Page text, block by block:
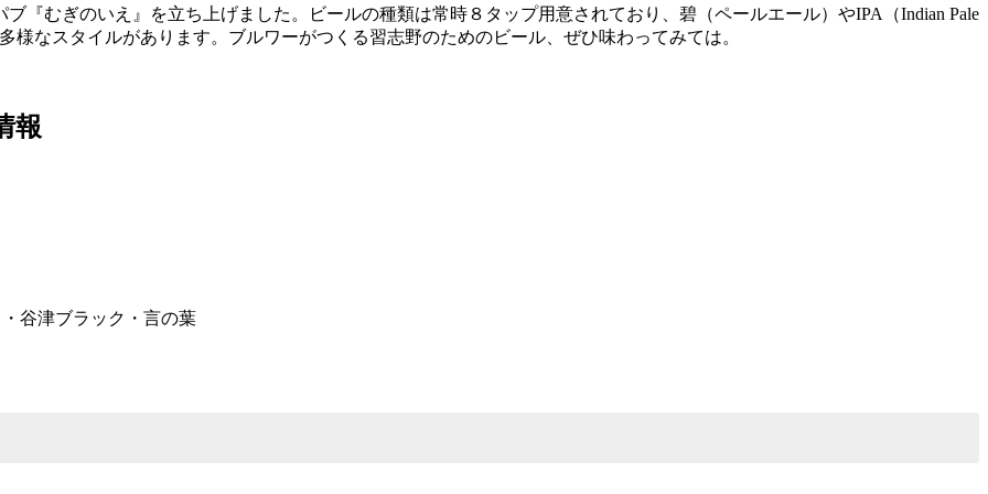
『むぎのいえ』を立ち上げました。ビールの種類は常時８タップ用意されており、碧（ペールエール）やIPA（Indian Pale
なスタイルがあります。ブルワーがつくる習志野のためのビール、ぜひ味わってみては。
報
谷津ブラック・言の葉